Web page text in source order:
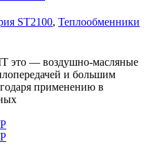
ST2100, Теплообменники
это — воздушно-масляные
и большим
применению в